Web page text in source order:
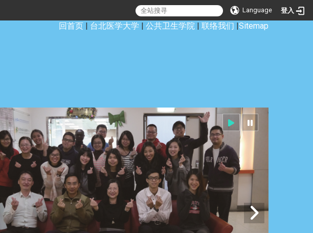
Language 登入
回首页 | 台北医学大学 | 公共卫生学院 | 联络我们 |Sitemap